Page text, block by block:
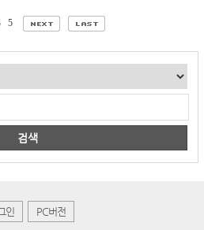
5
검색
인 PC버전